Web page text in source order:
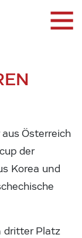
Österreich
der
Korea und
dritter Platz